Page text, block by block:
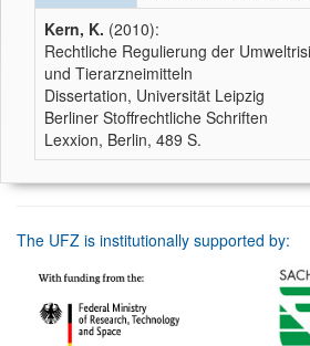
Kern, K. (2010):
Rechtliche Regulierung der
und Tierarzneimitteln
Dissertation, Universität Leipzig
Berliner Stoffrechtliche Schriften
Lexxion, Berlin, 489 S.
The UFZ is institutionally supported by: